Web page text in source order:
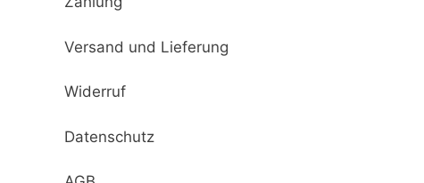
Versand und Lieferung
Widerruf
Datenschutz